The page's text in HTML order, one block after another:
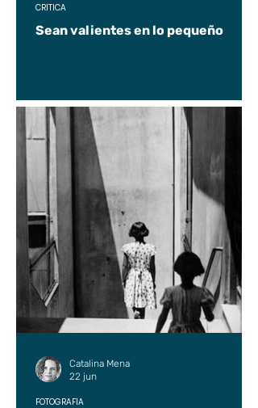
Sean valientes en lo pequeño
CRÍTICA
FOTOGRAFÍA
Catalina Mena
22 jun